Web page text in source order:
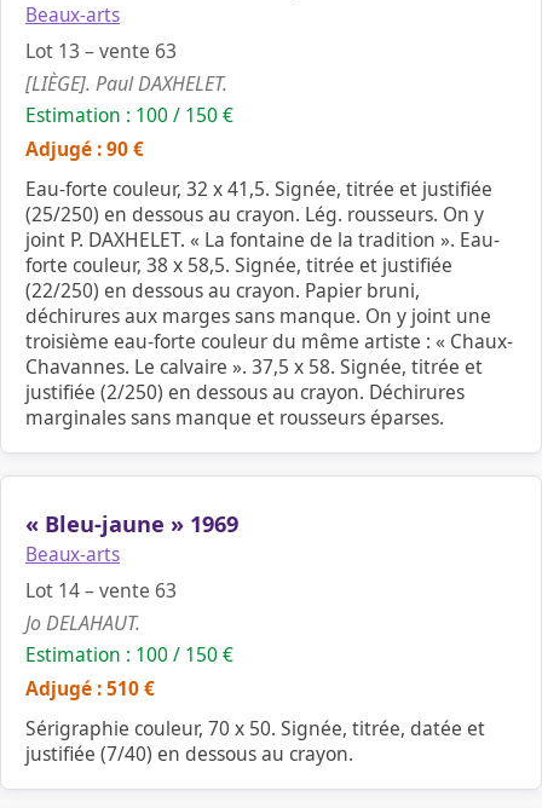
Beaux-arts
Lot 13 – vente 63
[LIÈGE]. Paul DAXHELET.
Estimation : 100 / 150 €
Adjugé : 90 €
Eau-forte couleur, 32 x 41,5. Signée, titrée et justifiée
(25/250) en dessous au crayon. Lég. rousseurs. On y
joint P. DAXHELET. « La fontaine de la tradition ». Eau-
forte couleur, 38 x 58,5. Signée, titrée et justifiée
(22/250) en dessous au crayon. Papier bruni,
déchirures aux marges sans manque. On y joint une
troisième eau-forte couleur du même artiste : « Chaux-
Chavannes. Le calvaire ». 37,5 x 58. Signée, titrée et
justifiée (2/250) en dessous au crayon. Déchirures
marginales sans manque et rousseurs éparses.
« Bleu-jaune » 1969
Beaux-arts
Lot 14 – vente 63
Jo DELAHAUT.
Estimation : 100 / 150 €
Adjugé : 510 €
Sérigraphie couleur, 70 x 50. Signée, titrée, datée et
justifiée (7/40) en dessous au crayon.